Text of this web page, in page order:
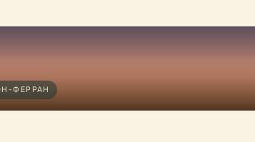
ФЕРРАН